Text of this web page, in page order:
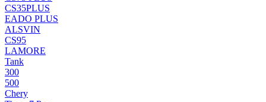
CS35PLUS
EADO PLUS
ALSVIN
CS95
LAMORE
Tank
300
500
Chery